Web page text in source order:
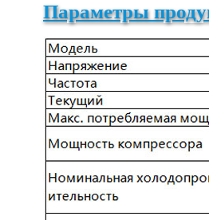
Параметры